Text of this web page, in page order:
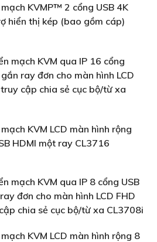
KVMP™ 2 cổng USB 4K
hiển thị kép (bao gồm cáp)
mạch KVM qua IP 16 cổng
gắn ray đơn cho màn hình LCD
cập chia sẻ cục bộ/từ xa
KVM LCD màn hình rộng
HDMI một ray CL3716
mạch KVM qua IP 8 cổng USB
đơn cho màn hình LCD FHD
chia sẻ cục bộ/từ xa CL3708i
KVM LCD màn hình rộng 8